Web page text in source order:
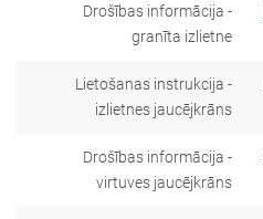
Drošības informācija -
granīta izlietne
Lietošanas instrukcija -
izlietnes jaucējkrāns
Drošības informācija -
virtuves jaucējkrāns